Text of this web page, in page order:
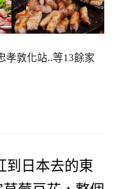
孝敦化站..等13餘家
到日本去的東